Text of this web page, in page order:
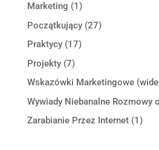
Marketing (1)
Początkujący(27)
Praktycy(17)
Projekty(7)
Wskazówki Marketingowe
Wywiady Niebanalne Rozmowy
Zarabianie Przez Internet(1)